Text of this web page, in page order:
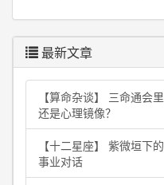
最新文章
【算命杂谈】 三命通会
还是心理镜像？
【十二星座】 紫微垣下
事业对话